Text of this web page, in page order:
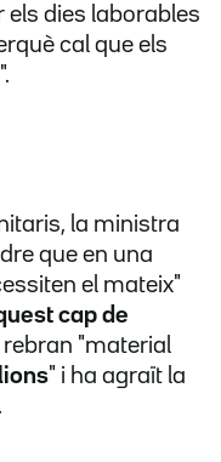
els dies laborables
cal que els
la ministra
que en una
el mateix"
cap de
rebran "material
" i ha agraït la